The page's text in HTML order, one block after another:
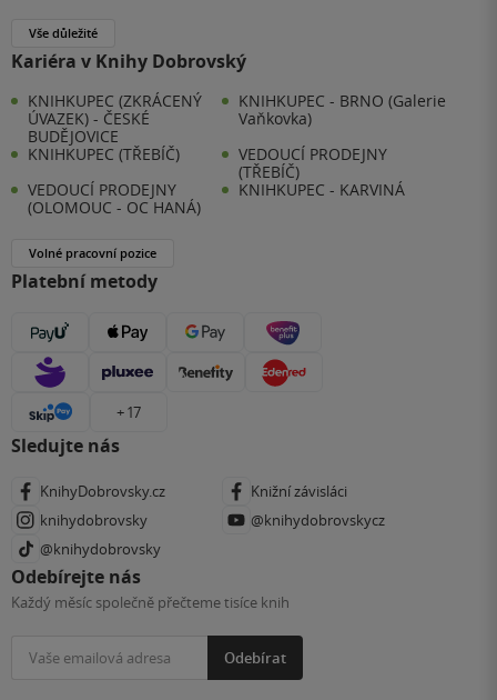
Vše důležité
Kariéra v Knihy Dobrovský
KNIHKUPEC (ZKRÁCENÝ
ÚVAZEK) - ČESKÉ
BUDĚJOVICE
KNIHKUPEC - BRNO (Galerie
Vaňkovka)
KNIHKUPEC (TŘEBÍČ)
VEDOUCÍ PRODEJNY
(TŘEBÍČ)
VEDOUCÍ PRODEJNY
(OLOMOUC - OC HANÁ)
KNIHKUPEC - KARVINÁ
Volné pracovní pozice
Platební metody
+ 17
Sledujte nás
KnihyDobrovsky.cz
Knižní závisláci
knihydobrovsky
@knihydobrovskycz
@knihydobrovsky
Odebírejte nás
Každý měsíc společně přečteme tisíce knih
Odebírat